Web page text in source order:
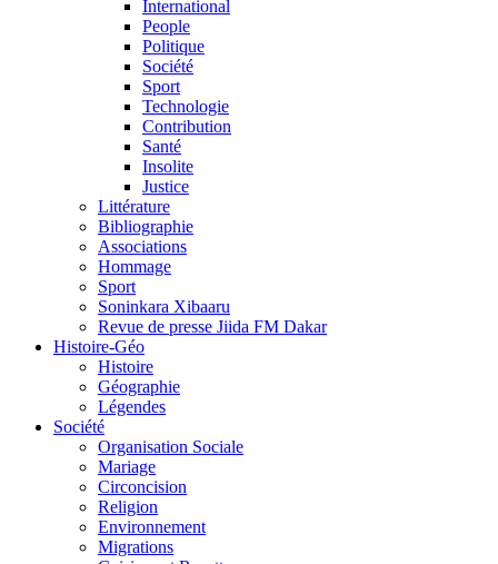
International
People
Politique
Société
Sport
Technologie
Contribution
Santé
Insolite
Justice
Littérature
Bibliographie
Associations
Hommage
Sport
Soninkara Xibaaru
Revue de presse Jiida FM Dakar
Histoire-Géo
Histoire
Géographie
Légendes
Société
Organisation Sociale
Mariage
Circoncision
Religion
Environnement
Migrations